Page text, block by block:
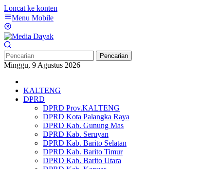
Loncat ke konten
Menu Mobile
Pencarian
Minggu, 9 Agustus 2026
KALTENG
DPRD
DPRD Prov.KALTENG
DPRD Kota Palangka Raya
DPRD Kab. Gunung Mas
DPRD Kab. Seruyan
DPRD Kab. Barito Selatan
DPRD Kab. Barito Timur
DPRD Kab. Barito Utara